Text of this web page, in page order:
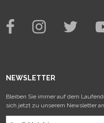
NEWSLETTER
Bleiben Sie immer auf dem
sich jetzt zu unserem Newsletter